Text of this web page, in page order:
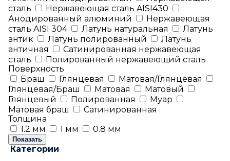
сталь
Нержавеющая сталь AISI430
Анодированный алюминий
Нержавеющая
сталь AISI 304
Латунь натуральная
Латунь
антик
Латунь полированный
Латунь
античная
Сатинированная нержавеющая
сталь
Полированный нержавеющий сталь
Поверхность
Браш
Глянцевая
Матовая/Глянцевая
Глянцевая/Браш
Матовая
Матовый
Глянцевый
Полированная
Муар
Матовая браш
Сатинированная
Толщина
1.2 мм
1 мм 0.8 мм
Показать
Категории